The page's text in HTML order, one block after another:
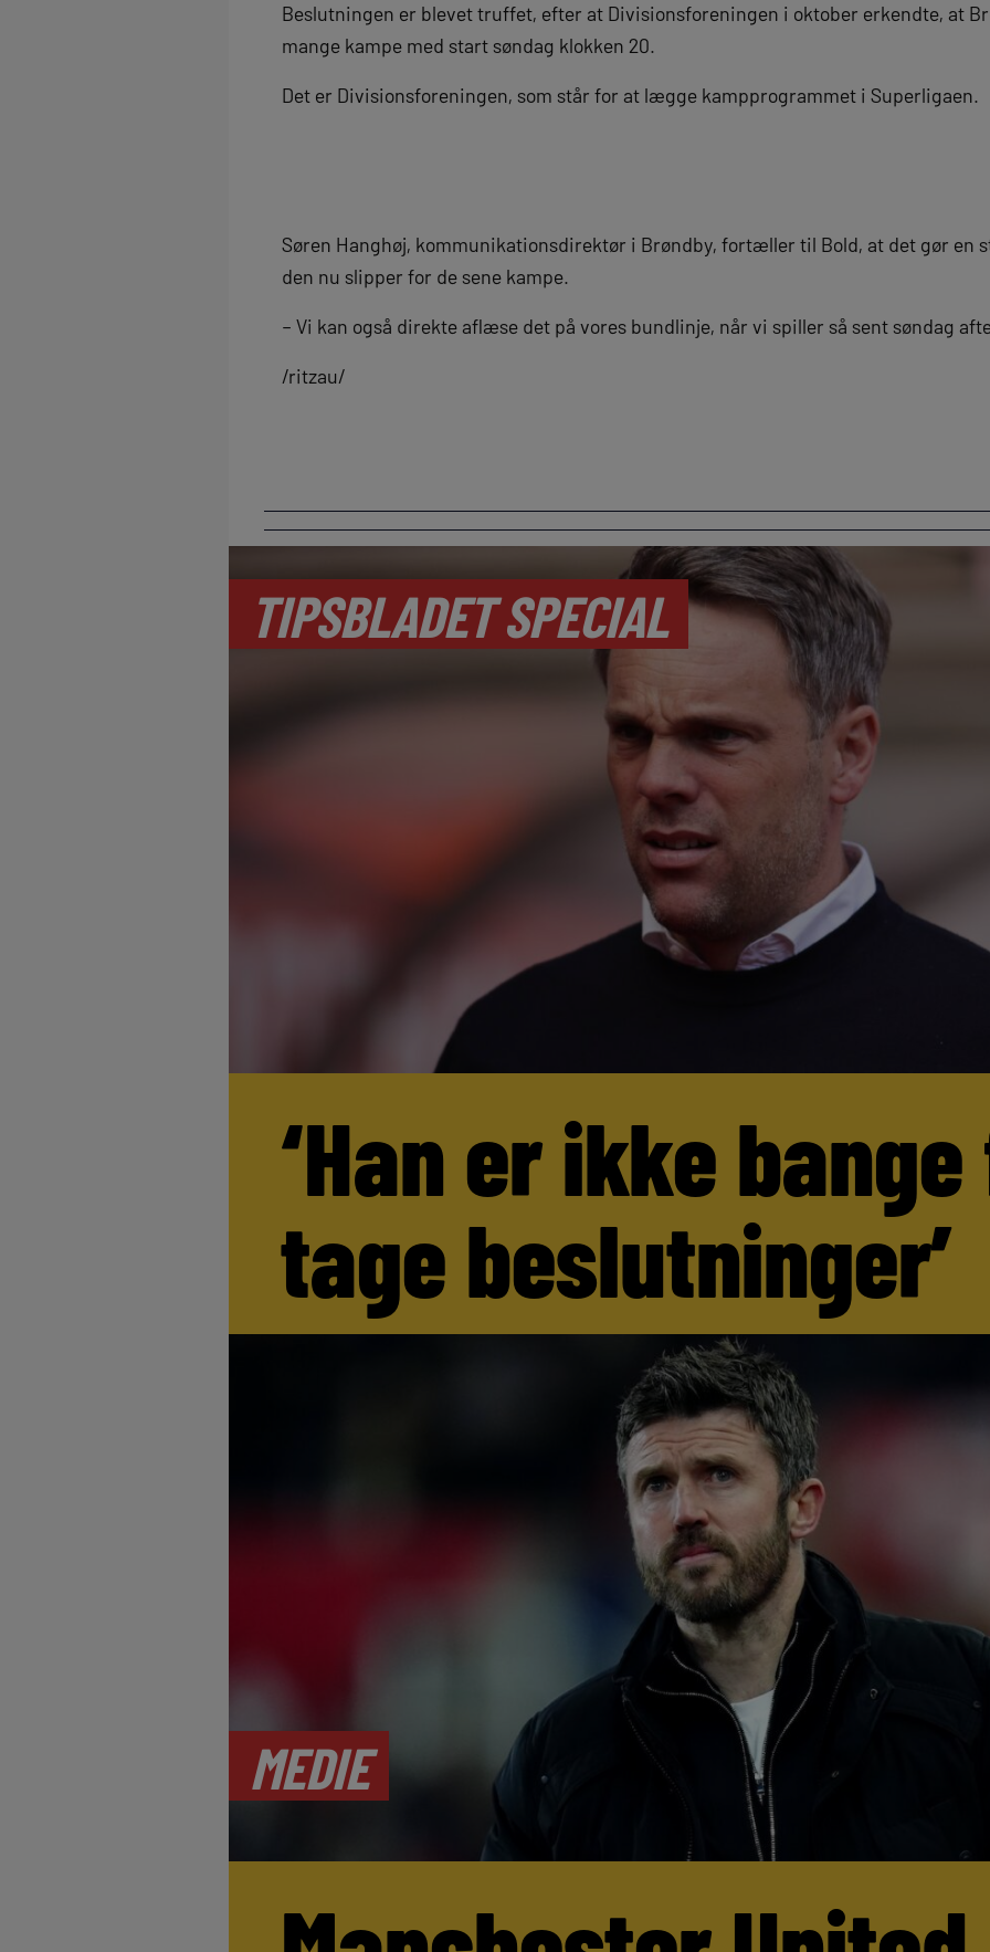
Beslutningen er blevet truffet, efter at Divisionsforeningen i oktober erkendte, at
mange kampe med start søndag klokken 20.
Det er Divisionsforeningen, som står for at lægge kampprogrammet i Superligaen.
Søren Hanghøj, kommunikationsdirektør i Brøndby, fortæller til Bold, at det gør en
den nu slipper for de sene kampe.
– Vi kan også direkte aflæse det på vores bundlinje, når vi spiller så sent søndag
/ritzau/
TIPSBLADET SPECIAL
‘Han er ikke
tage beslutninger’
MEDIE